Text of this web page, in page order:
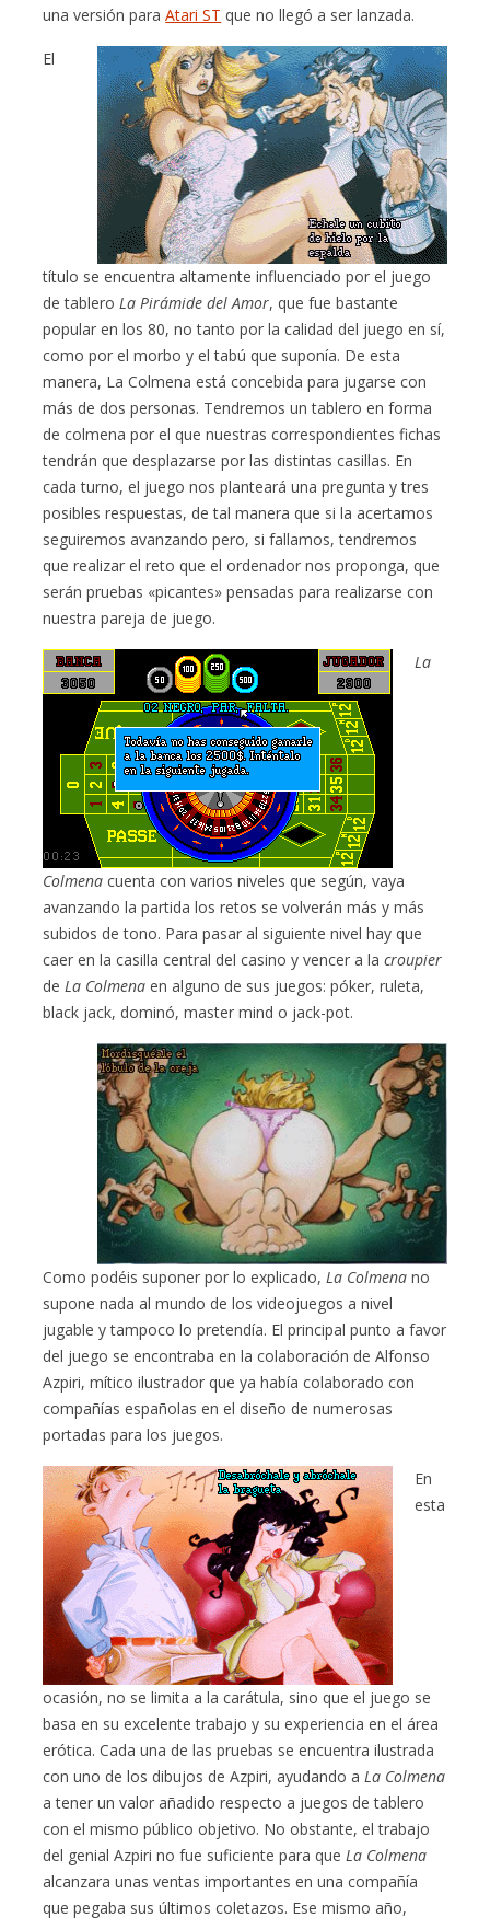
una versión paraAtari ST que no llegó a ser lanzada.
El
título se encuentra altamente influenciado por el juego
de tableroLa Pirámide del Amor, que fue bastante
popular en los 80, no tanto por la calidad del juego en sí,
como por el morbo y el tabú que suponía. De esta
manera, La Colmena está concebida para jugarse con
más de dos personas. Tendremos un tablero en forma
de colmena por el que nuestras correspondientes fichas
tendrán que desplazarse por las distintas casillas. En
cada turno, el juego nos planteará una pregunta y tres
posibles respuestas, de tal manera que si la acertamos
seguiremos avanzando pero, si fallamos, tendremos
que realizar el reto que el ordenador nos proponga, que
serán pruebas «picantes» pensadas para realizarse con
nuestra pareja de juego.
La
Colmena cuenta con varios niveles que según, vaya
avanzando la partida los retos se volverán más y más
subidos de tono. Para pasar al siguiente nivel hay que
caer en la casilla central del casino y vencer a lacroupier
deLa Colmena en alguno de sus juegos: póker, ruleta,
black jack, dominó, master mind o jack-pot.
Como podéis suponer por lo explicado,La Colmena no
supone nada al mundo de los videojuegos a nivel
jugable y tampoco lo pretendía. El principal punto a favor
del juego se encontraba en la colaboración de Alfonso
Azpiri, mítico ilustrador que ya había colaborado con
compañías españolas en el diseño de numerosas
portadas para los juegos.
En
esta
ocasión, no se limita a la carátula, sino que el juego se
basa en su excelente trabajo y su experiencia en el área
erótica. Cada una de las pruebas se encuentra ilustrada
con uno de los dibujos de Azpiri, ayudando aLa Colmena
a tener un valor añadido respecto a juegos de tablero
con el mismo público objetivo. No obstante, el trabajo
del genial Azpiri no fue suficiente para queLa Colmena
alcanzara unas ventas importantes en una compañía
que pegaba sus últimos coletazos. Ese mismo año,